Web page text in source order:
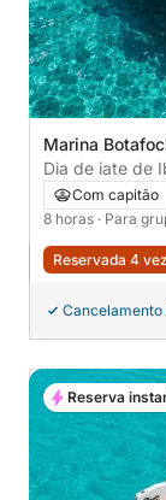
Marina
Dia de iate de
S’Espalmador
Com capitão
8 horas · Para
Reservada 4
Reserva